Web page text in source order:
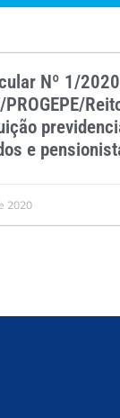
Nº 1/
PROGEPE/
e
2020